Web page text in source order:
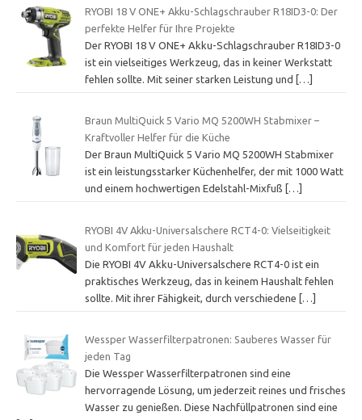
RYOBI 18 V ONE+ Akku-Schlagschrauber R18ID3-0: Der
perfekte Helfer für Ihre Projekte
Der RYOBI 18 V ONE+ Akku-Schlagschrauber R18ID3-0
ist ein vielseitiges Werkzeug, das in keiner Werkstatt
fehlen sollte. Mit seiner starken Leistung und
[…]
Braun MultiQuick 5 Vario MQ 5200WH Stabmixer –
Kraftvoller Helfer für die Küche
Der Braun MultiQuick 5 Vario MQ 5200WH Stabmixer
ist ein leistungsstarker Küchenhelfer, der mit 1000 Watt
und einem hochwertigen Edelstahl-Mixfuß
[…]
RYOBI 4V Akku-Universalschere RCT4-0: Vielseitigkeit
und Komfort für jeden Haushalt
Die RYOBI 4V Akku-Universalschere RCT4-0 ist ein
praktisches Werkzeug, das in keinem Haushalt fehlen
sollte. Mit ihrer Fähigkeit, durch verschiedene
[…]
Wessper Wasserfilterpatronen: Sauberes Wasser für
jeden Tag
Die Wessper Wasserfilterpatronen sind eine
hervorragende Lösung, um jederzeit reines und frisches
Wasser zu genießen. Diese Nachfüllpatronen sind eine